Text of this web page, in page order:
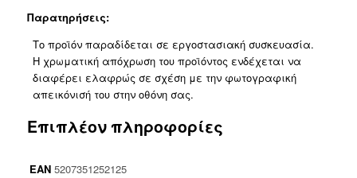
Παρατηρήσεις:
Το προϊόν παραδίδεται σε εργοστασιακή συσκευασία.
Η χρωματική απόχρωση του προϊόντος ενδέχεται να
διαφέρει ελαφρώς σε σχέση με την φωτογραφική
απεικόνισή του στην οθόνη σας.
Επιπλέον πληροφορίες
EAN 5207351252125